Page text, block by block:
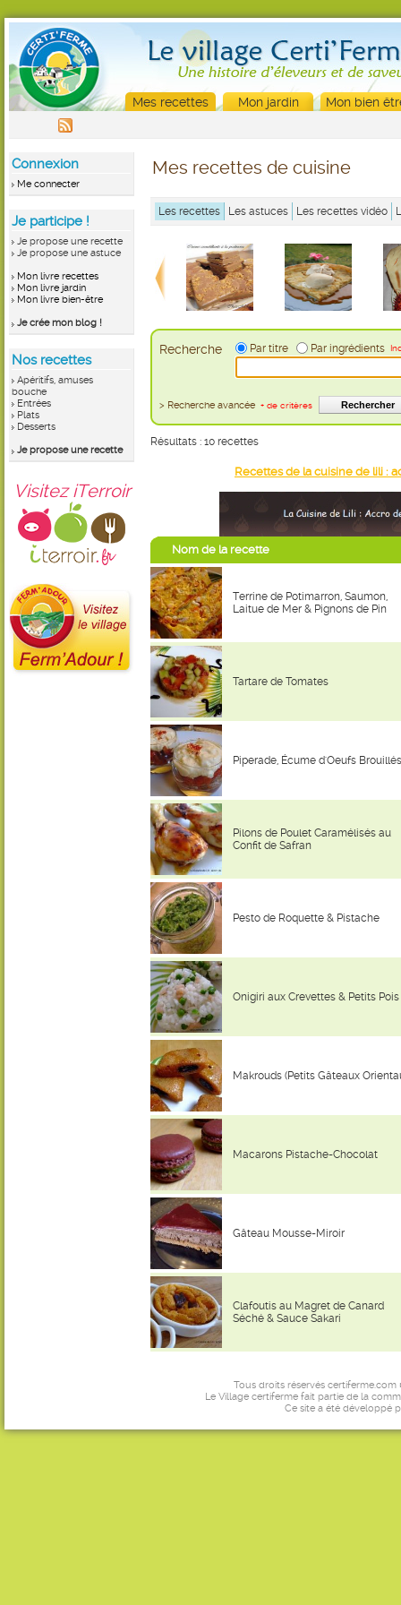
Mes recettes Mon jardin Mon bien
Connexion
Me connecter
Je participe !
Je propose une recette
Je propose une astuce
Mon livre recettes
Mon livre jardin
Mon livre bien-être
Je crée mon blog !
Nos recettes
Apéritifs, amuses
bouche
Entrées
Plats
Desserts
Je propose une recette
Visitez iTerroir
Mes recettes de cuisine
Les recettes Les astuces Les recettes vidéo
Recherche Par titre Par ingrédients
> Recherche avancée + de critères
Résultats : 10 recettes
Recettes de la cuisine de lili :
Nom de la recette
Terrine de Potimarron, Saumon,
Laitue de Mer & Pignons de Pin
Tartare de Tomates
Piperade, Écume d'Oeufs Brouillés
Pilons de Poulet Caramélisés au
Confit de Safran
Pesto de Roquette & Pistache
Onigiri aux Crevettes & Petits Pois
Makrouds (Petits Gâteaux
Macarons Pistache-Chocolat
Gâteau Mousse-Miroir
Clafoutis au Magret de Canard
Séché & Sauce Sakari
Tous droits réservés certiferme.com
Le Village certiferme fait partie de la
Ce site a été développé